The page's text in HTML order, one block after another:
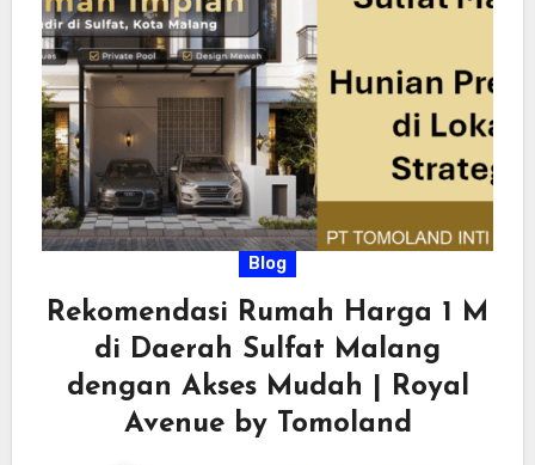
Blog
Rekomendasi Rumah Harga 1 M
di Daerah Sulfat Malang
dengan Akses Mudah | Royal
Avenue by Tomoland